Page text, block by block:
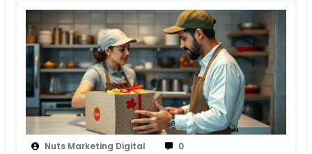
Nuts Marketing Digital 0